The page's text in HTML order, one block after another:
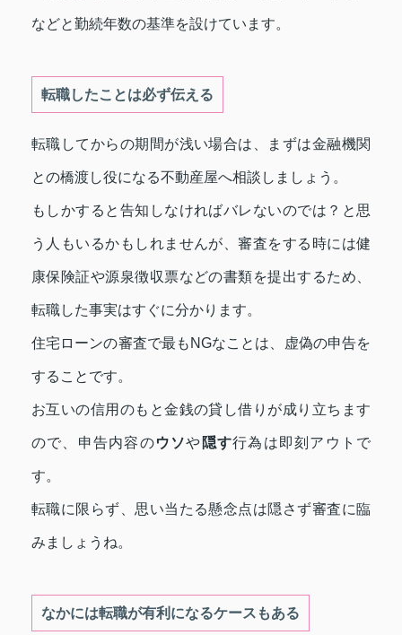
などと勤続年数の基準を設けています。
転職したことは必ず伝える
転職してからの期間が浅い場合は、まずは金融機関
との橋渡し役になる不動産屋へ相談しましょう。
もしかすると告知しなければバレないのでは？と思
う人もいるかもしれませんが、審査をする時には健
康保険証や源泉徴収票などの書類を提出するため、
転職した事実はすぐに分かります。
住宅ローンの審査で最もNGなことは、虚偽の申告を
することです。
お互いの信用のもと金銭の貸し借りが成り立ちます
ので、申告内容のウソや 隠す行為は即刻アウトで
す。
転職に限らず、思い当たる懸念点は隠さず審査に臨
みましょうね。
なかには転職が有利になるケースもある